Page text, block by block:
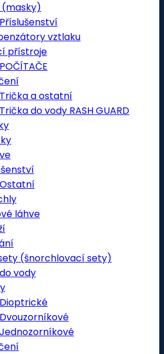
(masky)
Příslušenství
vztlaku
přístroje
POČÍTAČE
Trička a ostatní
Trička do vody RASH GUARD
Ostatní
láhve
(šnorchlovací sety)
vody
Dioptrické
Dvouzorníkové
Jednozorníkové